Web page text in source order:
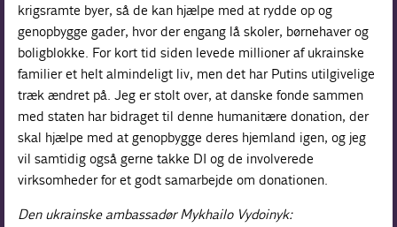
krigsramte byer, så de kan hjælpe med at rydde op og
genopbygge gader, hvor der engang lå skoler, børnehaver og
boligblokke. For kort tid siden levede millioner af ukrainske
familier et helt almindeligt liv, men det har Putins utilgivelige
træk ændret på. Jeg er stolt over, at danske fonde sammen
med staten har bidraget til denne humanitære donation, der
skal hjælpe med at genopbygge deres hjemland igen, og jeg
vil samtidig også gerne takke DI og de involverede
virksomheder for et godt samarbejde om donationen.
Den ukrainske ambassadør Mykhailo Vydoinyk: